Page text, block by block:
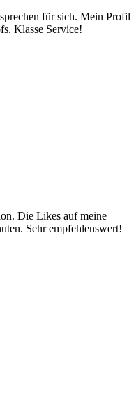
für sich. Mein Profil
Klasse Service!
Die Likes auf meine
Sehr empfehlenswert!